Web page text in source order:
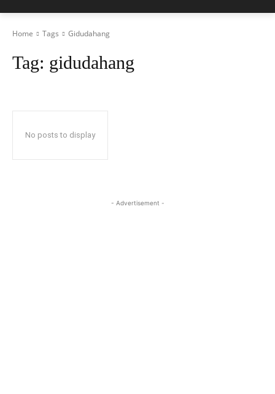
Home Tags Gidudahang
Tag: gidudahang
No posts to display
- Advertisement -